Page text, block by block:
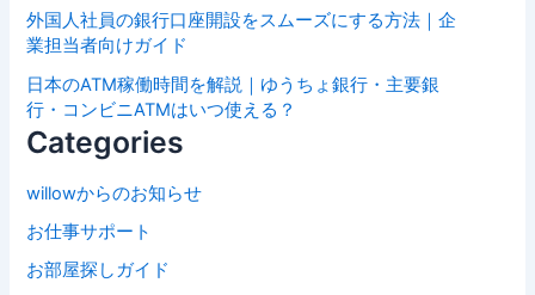
外国人社員の銀行口座開設をスムーズにする方法｜企
業担当者向けガイド
日本のATM稼働時間を解説｜ゆうちょ銀行・主要銀
行・コンビニATMはいつ使える？
Categories
willowからのお知らせ
お仕事サポート
お部屋探しガイド